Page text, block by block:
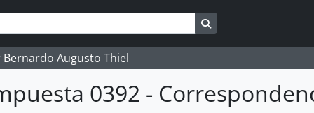
Augusto Thiel
0392 -
[UD compuesta] 0379-001 - Libro copiador de correspondencia
[UD compuesta] 0379-002 - Libro copiador de correspondencia
[UD compuesta] 0379-003 - Libro copiador de correspondencia
[UD compuesta] 0380 - Correspondencia recibida por
[UD compuesta] 0381 - Solicitudes y correspondencia dirigida al
[UD compuesta] 0382 - Correspondencia recibida por